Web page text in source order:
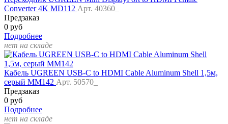
Converter 4K MD112 Арт. 40360_
Предзаказ
0 руб
Подробнее
нет на складе
Кабель UGREEN USB-C to HDMI Cable Aluminum Shell 1,5м,
серый MM142 Арт. 50570_
Предзаказ
0 руб
Подробнее
нет на складе